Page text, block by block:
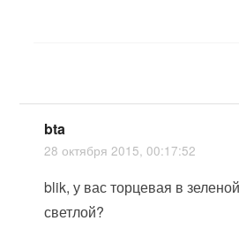
bta
28 октября 2015, 00:17:52
blik, у вас торцевая в
светлой?